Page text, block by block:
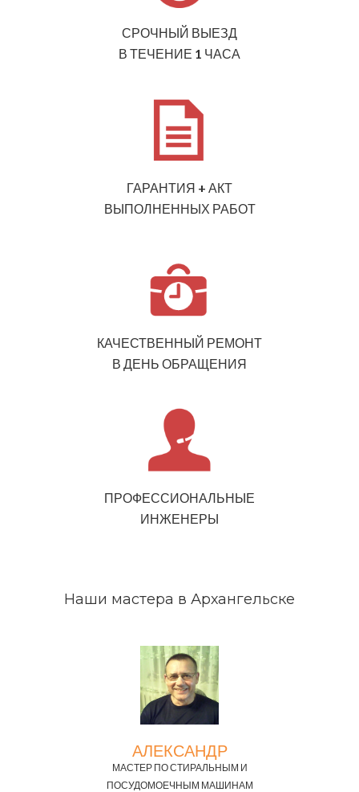
СРОЧНЫЙ ВЫЕЗД
В ТЕЧЕНИЕ 1 ЧАСА
ГАРАНТИЯ + АКТ
ВЫПОЛНЕННЫХ РАБОТ
КАЧЕСТВЕННЫЙ РЕМОНТ
В ДЕНЬ ОБРАЩЕНИЯ
ПРОФЕССИОНАЛЬНЫЕ
ИНЖЕНЕРЫ
Наши мастера в Архангельске
АЛЕКСАНДР
МАСТЕР ПО СТИРАЛЬНЫМ И
ПОСУДОМОЕЧНЫМ МАШИНАМ